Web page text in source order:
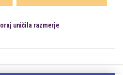
uničila razmerje